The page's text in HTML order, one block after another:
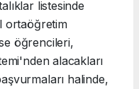
listesinde
ortaöğretim
öğrencileri,
alacakları
halinde,